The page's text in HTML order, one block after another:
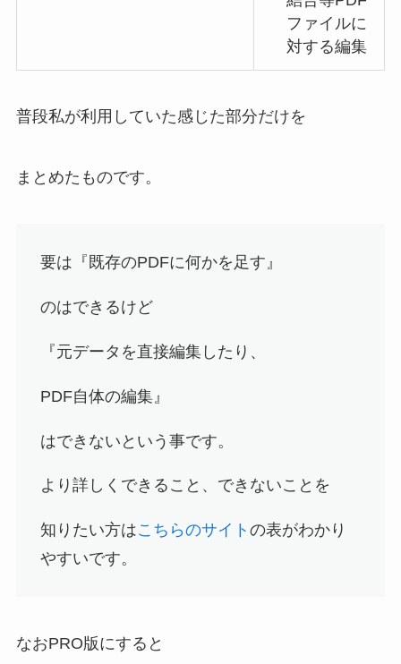
ファイルに
対する編集
普段私が利用していた感じた部分だけを
まとめたものです。
要は 『既存のPDFに何かを足す』
のはできるけど
『元データを直接編集したり、
PDF自体の編集』
はできないという事です。
より詳しくできること、できないことを
知りたい方はこちらのサイト の表がわかり
やすいです。
なおPRO版にすると